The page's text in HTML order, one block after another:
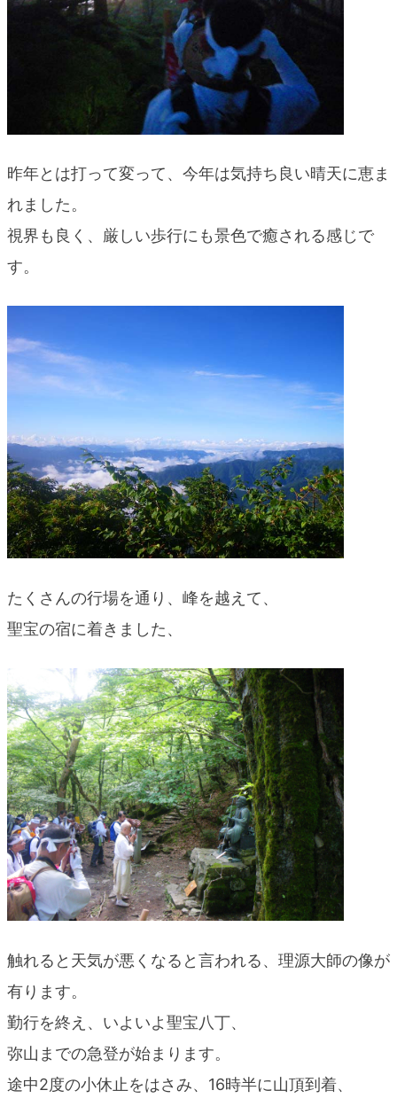
昨年とは打って変って、今年は気持ち良い晴天に恵ま
れました。
視界も良く、厳しい歩行にも景色で癒される感じで
す。
たくさんの行場を通り、峰を越えて、
聖宝の宿に着きました、
触れると天気が悪くなると言われる、理源大師の像が
有ります。
勤行を終え、いよいよ聖宝八丁、
弥山までの急登が始まります。
途中2度の小休止をはさみ、16時半に山頂到着、